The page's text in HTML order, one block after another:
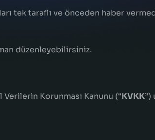
tek taraflı ve önceden haber
düzenleyebilirsiniz.
Korunması Kanunu (“KVKK”)